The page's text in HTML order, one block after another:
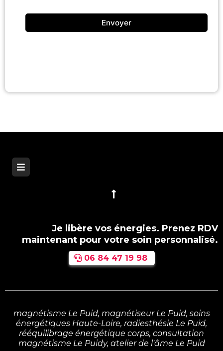
Envoyer
Je libère vos énergies. Prenez RDV
maintenant pour votre soin personnalisé.
06 84 47 19 98
magnétisme Le Puid, magnétiseur Le Puid, soins
énergétiques Haute-Loire, radiesthésie Le Puid,
rééquilibrage énergétique corps, consultation
magnétisme Le Puidy, atelier de l'âme Le Puid